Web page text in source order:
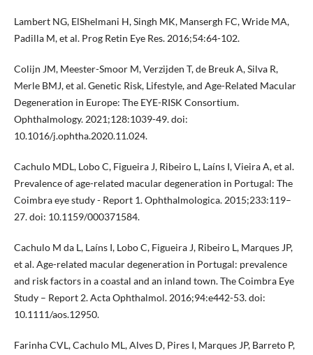
Lambert NG, ElShelmani H, Singh MK, Mansergh FC, Wride MA,
Padilla M, et al. Prog Retin Eye Res. 2016;54:64-102.
Colijn JM, Meester-Smoor M, Verzijden T, de Breuk A, Silva R,
Merle BMJ, et al. Genetic Risk, Lifestyle, and Age-Related Macular
Degeneration in Europe: The EYE-RISK Consortium.
Ophthalmology. 2021;128:1039-49. doi:
10.1016/j.ophtha.2020.11.024.
Cachulo MDL, Lobo C, Figueira J, Ribeiro L, Laíns I, Vieira A, et al.
Prevalence of age-related macular degeneration in Portugal: The
Coimbra eye study - Report 1. Ophthalmologica. 2015;233:119–
27. doi: 10.1159/000371584.
Cachulo M da L, Laíns I, Lobo C, Figueira J, Ribeiro L, Marques JP,
et al. Age-related macular degeneration in Portugal: prevalence
and risk factors in a coastal and an inland town. The Coimbra Eye
Study – Report 2. Acta Ophthalmol. 2016;94:e442-53. doi:
10.1111/aos.12950.
Farinha CVL, Cachulo ML, Alves D, Pires I, Marques JP, Barreto P,